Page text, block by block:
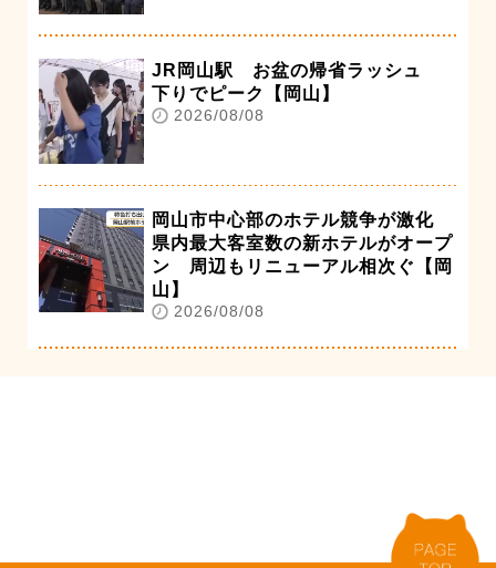
JR岡山駅 お盆の帰省ラッシュ
下りでピーク【岡山】
2026/08/08
岡山市中心部のホテル競争が激化
県内最大客室数の新ホテルがオープ
ン 周辺もリニューアル相次ぐ【岡
山】
2026/08/08